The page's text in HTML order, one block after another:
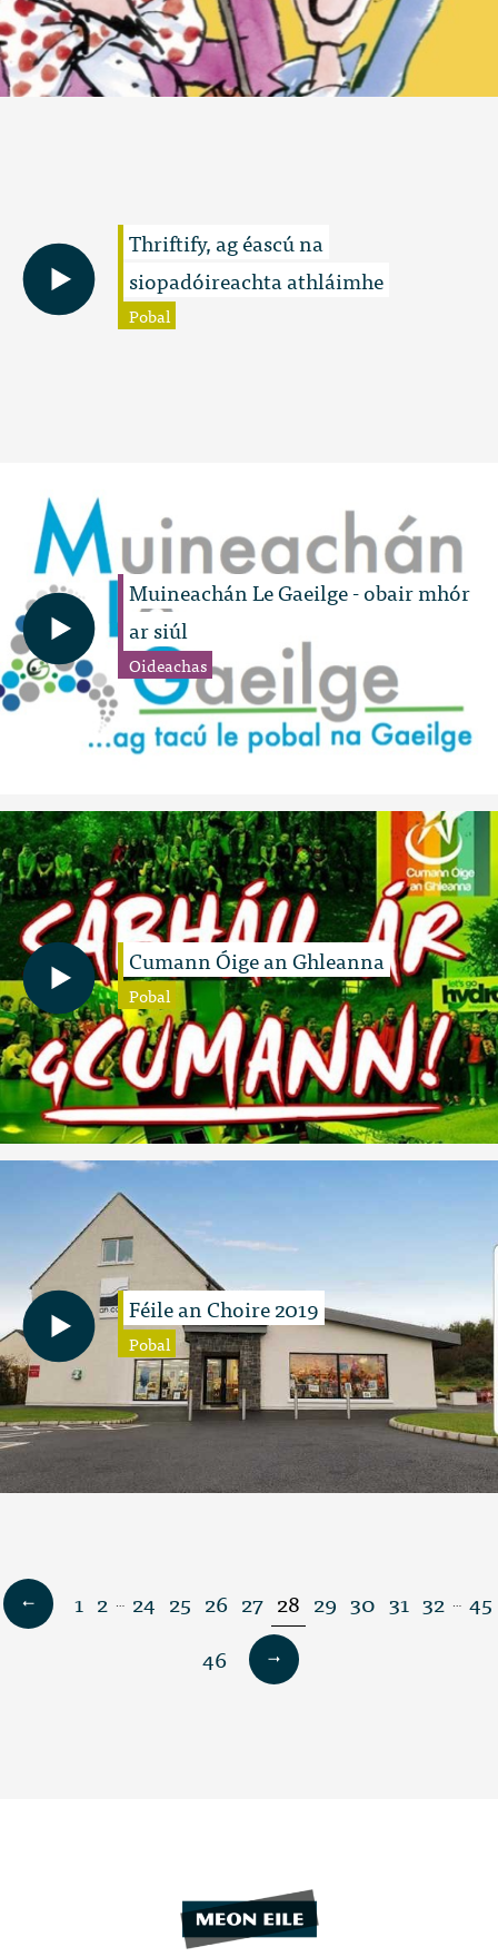
Thriftify, ag éascú na
siopadóireachta athláimhe
Pobal
Muineachán Le Gaeilge - obair mhór
ar siúl
Oideachas
Cumann Óige an Ghleanna
Pobal
Féile an Choire 2019
Pobal
1 2 … 24 25 26 27 28 29 30 31 32 … 45
46